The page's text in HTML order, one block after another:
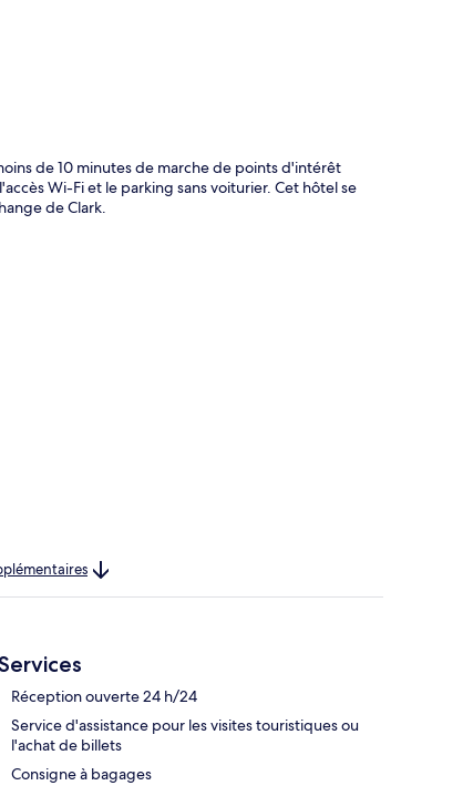
de 10 minutes de marche de points d'intérêt
Wi-Fi et le parking sans voiturier. Cet hôtel se
de Clark.
Réception ouverte 24 h/24
Service d'assistance pour les visites touristiques ou
l'achat de billets
Consigne à bagages